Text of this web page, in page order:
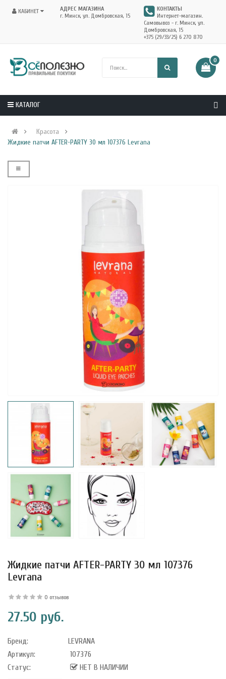
КАБИНЕТ
АДРЕС МАГАЗИНА
г. Минск, ул. Домбровская, 15
КОНТАКТЫ
Интернет-магазин.
Самовывоз - г. Минск, ул.
Домбровская, 15
+375 (29/33/25) 6 270 870
0
КАТАЛОГ
Красота
Жидкие патчи AFTER-PARTY 30 мл 107376 Levrana
с
Жидкие патчи AFTER-PARTY 30 мл 107376
Levrana
0 отзывов
27.50 руб.
Бренд:
LEVRANA
Артикул:
107376
Статус:
НЕТ В НАЛИЧИИ